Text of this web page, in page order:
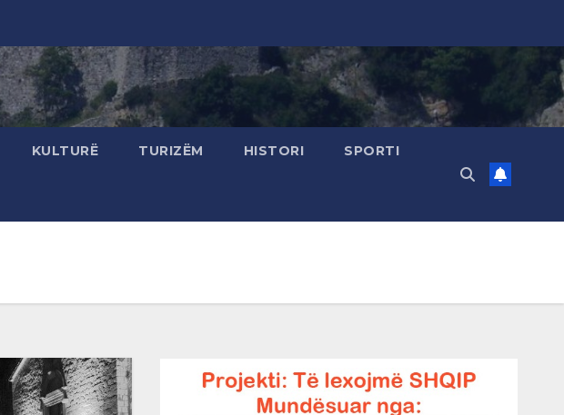
KULTURË TURIZËM HISTORI SPORTI